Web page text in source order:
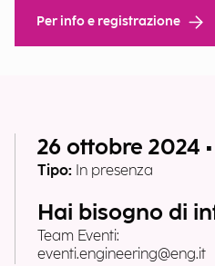
Per info e registrazione
26 ottobre 2024
Tipo: In presenza
Hai bisogno di
Team Eventi:
eventi.engineering@eng.it